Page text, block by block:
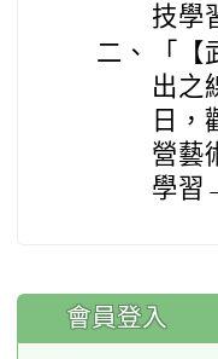
技學
二、
「
出之
日，
營藝
學習
:::
會員登入